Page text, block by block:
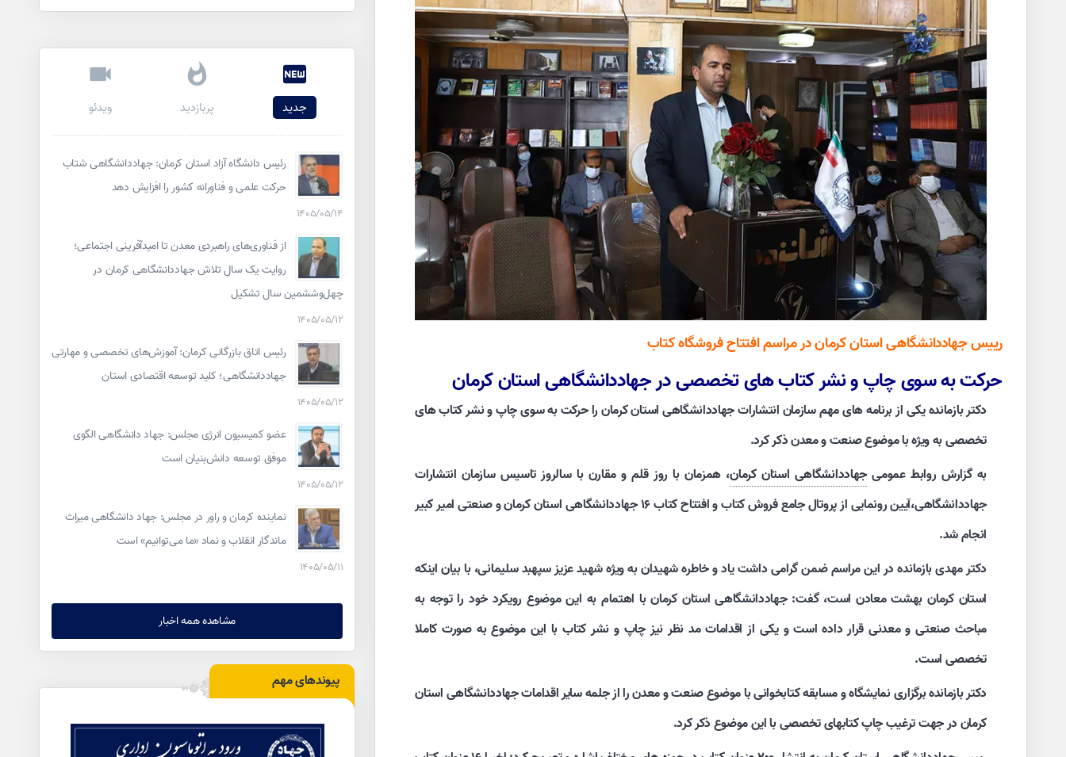
رییس جهاددانشگاهی استان کرمان در مراسم افتتاح فروشگاه کتاب
حرکت به سوی چاپ و نشر کتاب های تخصصی در جهاددانشگاهی استان کرمان
دکتر بازمانده یکی از برنامه های مهم سازمان انتشارات جهاددانشگاهی استان کرمان را حرکت به سوی چاپ و نشر کتاب های
تخصصی به ویژه با موضوع صنعت و معدن ذکر کرد.
به گزارش روابط عمومیجهاددانشگاهی استان کرمان، همزمان با روز قلم و مقارن با سالروز تاسیس سازمان انتشارات
جهاددانشگاهی،آیین رونمایی از پروتال جامع فروش کتاب و افتتاح کتاب ۱۶ جهاددانشگاهی استان کرمان و صنعتی امیر کبیر
انجام شد.
دکتر مهدی بازمانده در این مراسم ضمن گرامی داشت یاد و خاطره شهیدان به ویژه شهید عزیز سپهبد سلیمانی، با بیان اینکه
استان کرمان بهشت معادن است، گفت: جهاددانشگاهی استان کرمان با اهتمام به این موضوع رویکرد خود را توجه به
مباحث صنعتی و معدنی قرار داده است و یکی از اقدامات مد نظر نیز چاپ و نشر کتاب با این موضوع به صورت کاملا
تخصصی است.
دکتر بازمانده برگزاری نمایشگاه و مسابقه کتابخوانی با موضوع صنعت و معدن را از جلمه سایر اقدامات جهاددانشگاهی استان
کرمان در جهت ترغیب چاپ کتابهای تخصصی با این موضوع ذکر کرد.
جدید پربازدید ویدئو
رئیس دانشگاه آزاد استان کرمان: جهاددانشگاهی شتاب
حرکت علمی و فناورانه کشور را افزایش دهد
۱۴۰۵/۰۵/۱۴
از فناوری‌های راهبردی معدن تا امیدآفرینی اجتماعی؛
روایت یک سال تلاش جهاددانشگاهی کرمان در
چهل‌وششمین سال تشکیل
۱۴۰۵/۰۵/۱۲
رئیس اتاق بازرگانی کرمان: آموزش‌های تخصصی و مهارتی
جهاددانشگاهی؛ کلید توسعه اقتصادی استان
۱۴۰۵/۰۵/۱۲
عضو کمیسیون انرژی مجلس: جهاد دانشگاهی الگوی
موفق توسعه دانش‌بنیان است
۱۴۰۵/۰۵/۱۲
نماینده کرمان و راور در مجلس: جهاد دانشگاهی میراث
ماندگار انقلاب و نماد «ما می‌توانیم» است
۱۴۰۵/۰۵/۱۱
مشاهده همه اخبار
پیوندهای مهم